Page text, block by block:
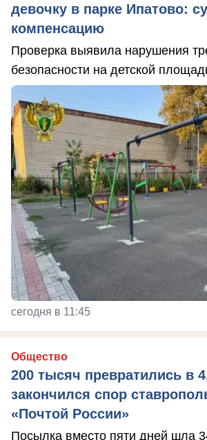
девочку в парке Ипатово:
компенсацию
Проверка выявила нарушения
безопасности на детской
сегодня в 11:45
Общество
200 тысяч превратились в
закончился спор
«Почтой России»
Посылка вместо пяти дней шла